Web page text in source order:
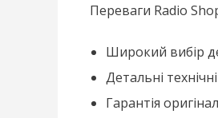
Переваги Radio
Широкий вибір
Детальні
Гарантія